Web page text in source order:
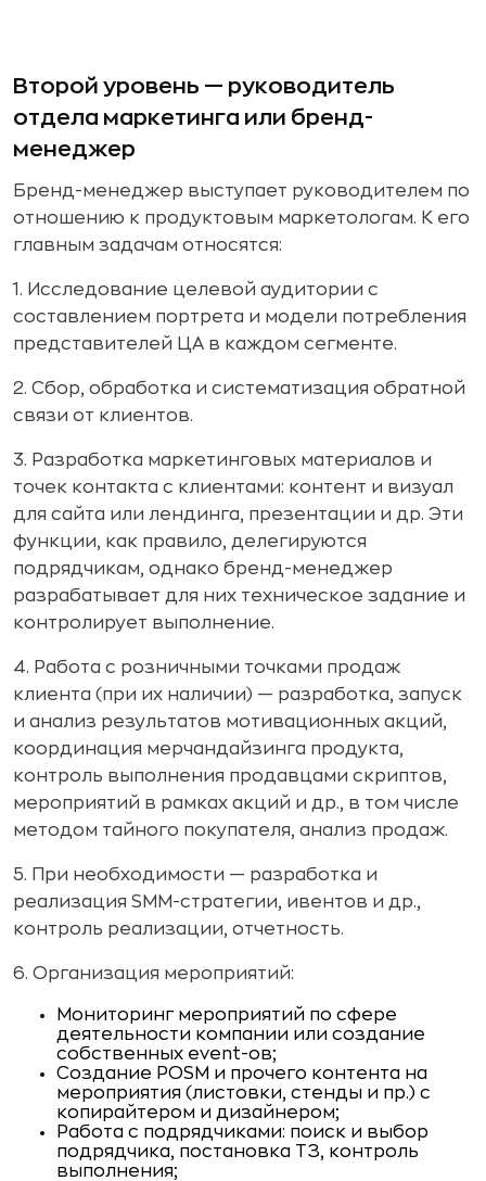
Второй уровень — руководитель
отдела маркетинга или бренд-
менеджер
Бренд-менеджер выступает руководителем по
отношению к продуктовым маркетологам. К его
главным задачам относятся:
1. Исследование целевой аудитории с
составлением портрета и модели потребления
представителей ЦА в каждом сегменте.
2. Сбор, обработка и систематизация обратной
связи от клиентов.
3. Разработка маркетинговых материалов и
точек контакта с клиентами: контент и визуал
для сайта или лендинга, презентации и др. Эти
функции, как правило, делегируются
подрядчикам, однако бренд-менеджер
разрабатывает для них техническое задание и
контролирует выполнение.
4. Работа с розничными точками продаж
клиента (при их наличии) — разработка, запуск
и анализ результатов мотивационных акций,
координация мерчандайзинга продукта,
контроль выполнения продавцами скриптов,
мероприятий в рамках акций и др., в том числе
методом тайного покупателя, анализ продаж.
5. При необходимости — разработка и
реализация SMM-стратегии, ивентов и др.,
контроль реализации, отчетность.
6. Организация мероприятий:
Мониторинг мероприятий по сфере
деятельности компании или создание
собственных event-ов;
Создание POSM и прочего контента на
мероприятия (листовки, стенды и пр.) с
копирайтером и дизайнером;
Работа с подрядчиками: поиск и выбор
подрядчика, постановка ТЗ, контроль
выполнения;